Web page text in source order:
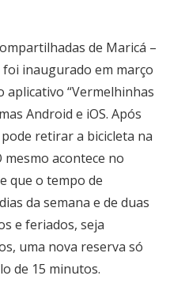
de Maricá –
foi inaugurado em março
aplicativo “Vermelhinhas
Android e iOS. Após
retirar a bicicleta na
mesmo acontece no
que o tempo de
da semana e de duas
e feriados, seja
uma nova reserva só
de 15 minutos.